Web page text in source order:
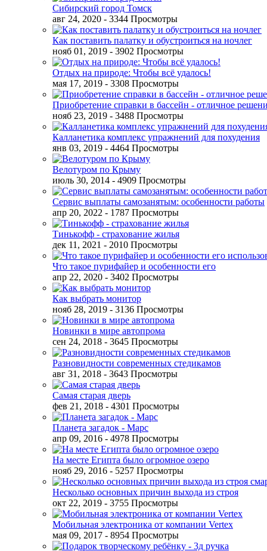
Сибирский город Томск
авг 24, 2020 - 3344 Просмотры
Как поставить палатку и обустроиться на ночлег
нояб 01, 2019 - 3902 Просмотры
Отдых на природе: Чтобы всё удалось!
мая 17, 2019 - 3308 Просмотры
Приобретение справки в бассейн - отличное
нояб 23, 2019 - 3488 Просмотры
Калланетика комплекс упражнений для похудения
янв 03, 2019 - 4464 Просмотры
Велотуром по Крыму
июль 30, 2014 - 4909 Просмотры
Сервис выплаты самозанятым: особенности работы
апр 20, 2022 - 1787 Просмотры
Тинькофф - страхование жилья
дек 11, 2021 - 2010 Просмотры
Что такое пурифайер и особенности его
апр 22, 2020 - 3402 Просмотры
Как выбрать монитор
нояб 28, 2019 - 3136 Просмотры
Новинки в мире автопрома
сен 24, 2018 - 3645 Просмотры
Разновидности современных стедикамов
авг 31, 2018 - 3643 Просмотры
Самая старая дверь
фев 21, 2018 - 4301 Просмотры
Планета загадок - Марс
апр 09, 2016 - 4978 Просмотры
На месте Египта было огромное озеро
нояб 29, 2016 - 5257 Просмотры
Несколько основных причин выхода из строя
окт 22, 2019 - 3755 Просмотры
Мобильная электроника от компании Vertex
мая 09, 2017 - 8954 Просмотры